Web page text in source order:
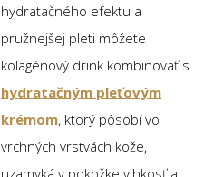
hydratačného efektu a
pružnejšej pleti môžete
kolagénový drink kombinovať s
hydratačným pleťovým
krémom, ktorý pôsobí vo
vrchných vrstvách kože,
uzamyká v pokožke vlhkosť a